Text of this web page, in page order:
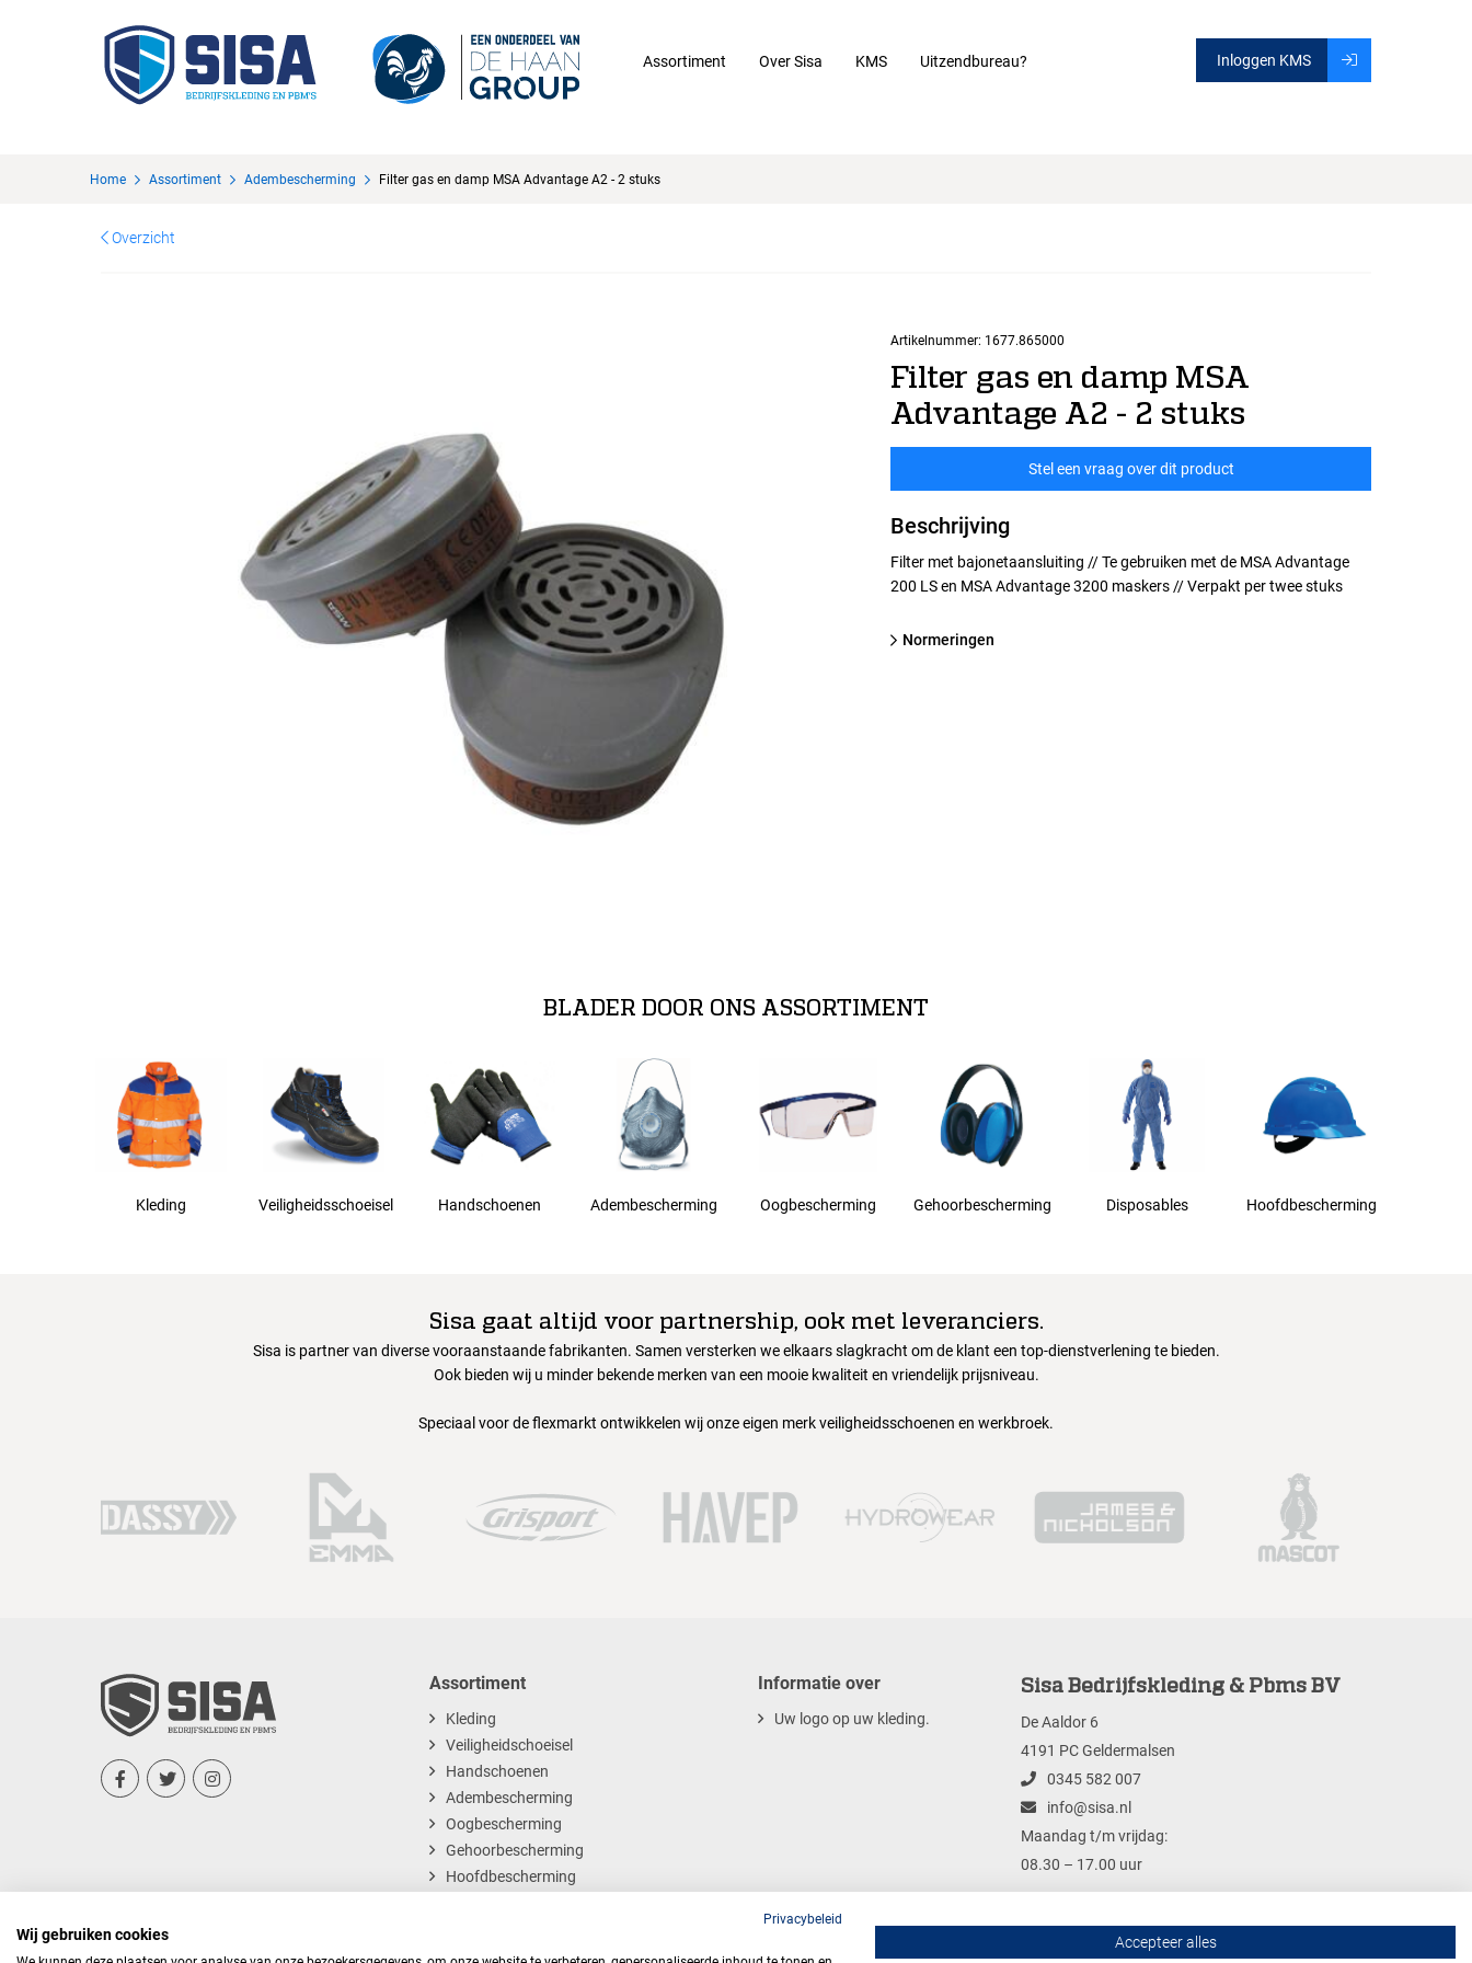
Assortiment Over Sisa KMS Uitzendbureau? Inloggen KMS
Home Assortiment Adembescherming Filter gas en damp MSA Advantage A2 - 2 stuks
Overzicht
Artikelnummer: 1677.865000
Filter gas en damp MSA
Advantage A2 - 2 stuks
Stel een vraag over dit product
Beschrijving
Filter met bajonetaansluiting // Te gebruiken met de MSA Advantage
200 LS en MSA Advantage 3200 maskers // Verpakt per twee stuks
normeringen
BLADER DOOR ONS ASSORTIMENT
Kleding Veiligheidsschoeisel Handschoenen Adembescherming Oogbescherming Gehoorbescherming Disposables Hoofdbescherming
Sisa gaat altijd voor partnership, ook met leveranciers.
Sisa is partner van diverse vooraanstaande fabrikanten. Samen versterken we elkaars slagkracht om de klant een top-dienstverlening te bieden.
Ook bieden wij u minder bekende merken van een mooie kwaliteit en vriendelijk prijsniveau.
Speciaal voor de flexmarkt ontwikkelen wij onze eigen merk veiligheidsschoenen en werkbroek.
  
Assortiment
Kleding
Veiligheidschoeisel
Handschoenen
Adembescherming
Oogbescherming
Gehoorbescherming
Hoofdbescherming
Informatie over
Uw logo op uw kleding.
Sisa Bedrijfskleding & Pbms BV
De Aaldor 6
4191 PC Geldermalsen
0345 582 007
info@sisa.nl
Maandag t/m vrijdag:
08.30 – 17.00 uur
Privacybeleid
Wij gebruiken cookies Accepteer alles